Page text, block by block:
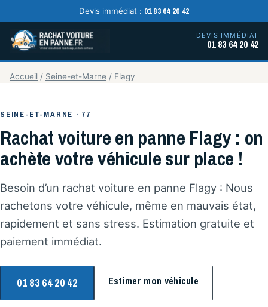
Devis immédiat : 01 83 64 20 42
DEVIS IMMÉDIAT
01 83 64 20 42
Accueil / Seine-et-Marne / Flagy
SEINE-ET-MARNE · 77
Rachat voiture en panne Flagy : on
achète votre véhicule sur place !
Besoin d’un rachat voiture en panne Flagy : Nous
rachetons votre véhicule, même en mauvais état,
rapidement et sans stress. Estimation gratuite et
paiement immédiat.
01 83 64 20 42 Estimer mon véhicule